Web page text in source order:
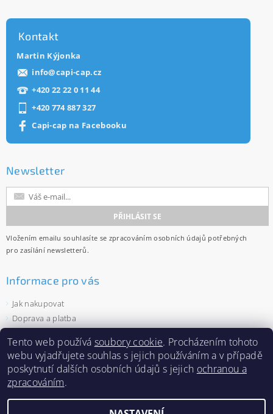
Kontakt
Martin Kýjonka
info@capi-cap.cz
+420 22 22 0 11 44
+420 774 887 327
Capi-cap na Facebooku
Newsletter
Vložením emailu souhlasíte se zpracováním osobních údajů potřebných
pro zasílání newsletterů.
Informace pro vás
Jak nakupovat
Doprava a platba
Ochrana osobních údajů
Velkoobchod
Zásady používání souborů cookies
Tento web používá soubory cookie. Procházením tohoto
webu vyjadřujete souhlas s jejich používáním a v případě
poskytnutí dalších osobních údajů s jejich ochranou a
zpracováním.